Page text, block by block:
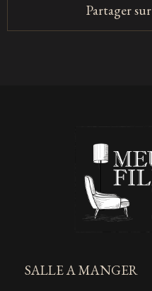
Partager sur
SALLE A MANGER